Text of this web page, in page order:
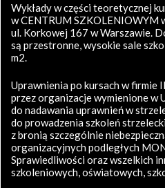
Wykłady w części teoretycznej
w CENTRUM SZKOLENIOWYM
ul. Korkowej 167 w Warszawie.
są przestronne, wysokie sale
m2.
Uprawnienia po kursach w firmie
przez organizacje wymienione w
do nadawania uprawnień w
do prowadzenia szkoleń
z bronią szczególnie
organizacyjnych podległych
Sprawiedliwości oraz wszelkich
szkoleniowych, oświatowych,